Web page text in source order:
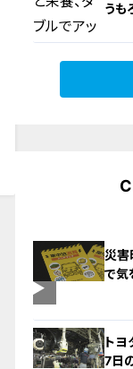
うも
災害
で気
前か
ト
7日